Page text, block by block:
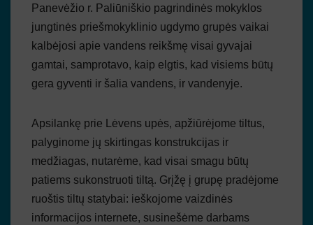
Panevėžio r. Paliūniškio pagrindinės mokyklos
jungtinės priešmokyklinio ugdymo grupės vaikai
kalbėjosi apie vandens reikšmę visai gyvajai
gamtai, samprotavo, kaip elgtis, kad visiems būtų
gera gyventi ir šalia vandens, ir vandenyje.
Apsilankę prie Lėvens upės, apžiūrėjome tiltus,
palyginome jų skirtingas konstrukcijas ir
medžiagas, nutarėme, kad visai smagu būtų
patiems sukonstruoti tiltą. Grįžę į grupę pradėjome
ruoštis tiltų statybai: ieškojome vaizdinės
informacijos internete, susinešėme darbams